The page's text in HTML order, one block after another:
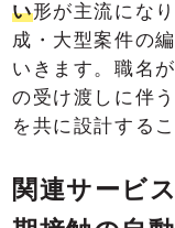
い形が主流にな
成・大型案件の
いきます。職名
の受け渡しに伴
を共に設計するこ
関連サービ